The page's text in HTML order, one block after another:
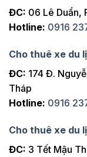
ĐC: 06 Lê Duẩn,
Hotline: 0916
Cho thuê xe du
ĐC: 174 Đ.
Tháp
Hotline: 0916
Cho thuê xe du
ĐC: 3 Tết Mậu